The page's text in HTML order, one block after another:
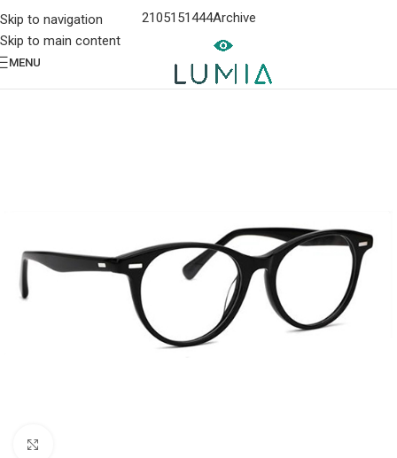
Skip to navigation
Skip to main content
2105151444Archive
MENU